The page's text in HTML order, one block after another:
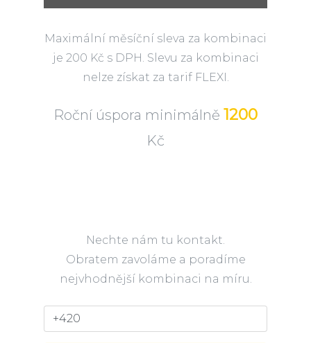
Maximální měsíční sleva za kombinaci
je 200 Kč s DPH. Slevu za kombinaci
nelze získat za tarif FLEXI.
Roční úspora minimálně 1200
Kč
Nechte nám tu kontakt.
Obratem zavoláme a poradíme
nejvhodnější kombinaci na míru.